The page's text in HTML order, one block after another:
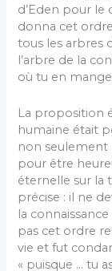
d’Eden pour le
donna cet
tous les arbres
l’arbre de la
où tu en
La proposition
humaine était
non seulement
pour être
éternelle sur la
précise : il ne
la
pas cet ordre
vie et fut
« puisque … tu